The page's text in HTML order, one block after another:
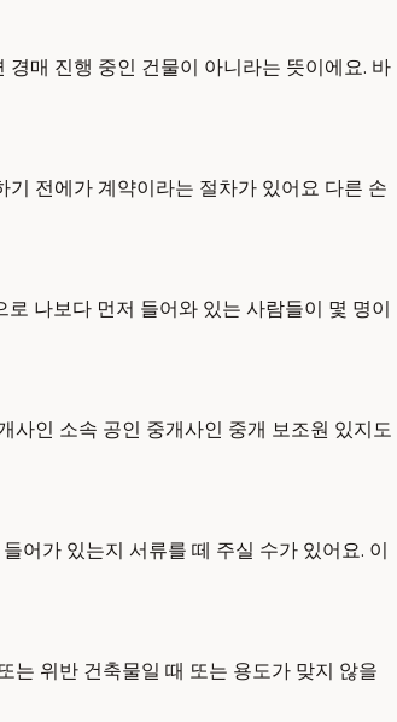
매 진행 중인 건물이 아니라는 뜻이에요. 바
전에가 계약이라는 절차가 있어요 다른 손
나보다 먼저 들어와 있는 사람들이 몇 명이
사인 소속 공인 중개사인 중개 보조원 있지도
어가 있는지 서류를 떼 주실 수가 있어요. 이
는 위반 건축물일 때 또는 용도가 맞지 않을